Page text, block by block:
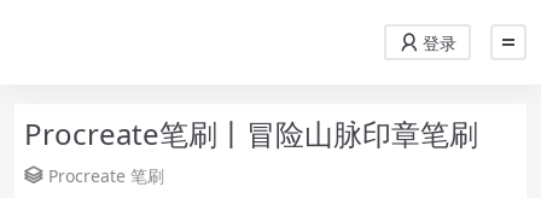
登录
Procreate笔刷丨冒险山脉印章笔刷
Procreate 笔刷